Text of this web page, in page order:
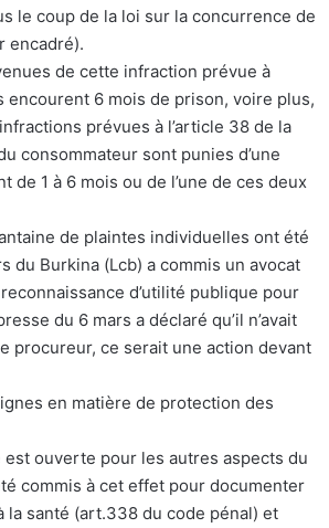
le coup de la loi sur la concurrence de
encadré).
de cette infraction prévue à
encourent 6 mois de prison, voire plus,
prévues à l’article 38 de la
consommateur sont punies d’une
de 1 à 6 mois ou de l’une de ces deux
de plaintes individuelles ont été
du Burkina (Lcb) a commis un avocat
d’utilité publique pour
du 6 mars a déclaré qu’il n’avait
procureur, ce serait une action devant
en matière de protection des
ouverte pour les autres aspects du
commis à cet effet pour documenter
santé (art.338 du code pénal) et